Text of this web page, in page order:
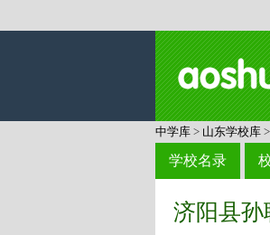
中学库 > 山东学校库 >
学校名录
济阳县孙